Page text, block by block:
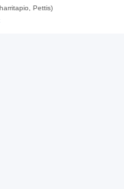
Pettis)